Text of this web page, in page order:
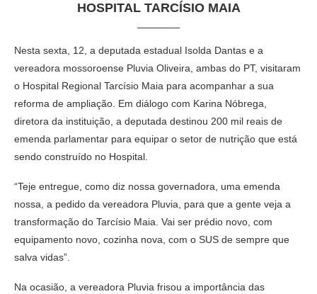
HOSPITAL TARCÍSIO MAIA
Nesta sexta, 12, a deputada estadual Isolda Dantas e a
vereadora mossoroense Pluvia Oliveira, ambas do PT, visitaram
o Hospital Regional Tarcísio Maia para acompanhar a sua
reforma de ampliação. Em diálogo com Karina Nóbrega,
diretora da instituição, a deputada destinou 200 mil reais de
emenda parlamentar para equipar o setor de nutrição que está
sendo construído no Hospital.
“Teje entregue, como diz nossa governadora, uma emenda
nossa, a pedido da vereadora Pluvia, para que a gente veja a
transformação do Tarcísio Maia. Vai ser prédio novo, com
equipamento novo, cozinha nova, com o SUS de sempre que
salva vidas”.
Na ocasião, a vereadora Pluvia frisou a importância das